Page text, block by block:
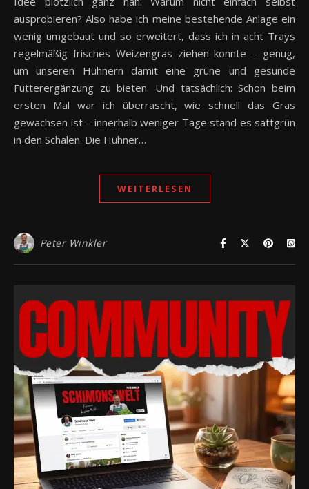
ausprobieren? Also habe ich meine bestehende Anlage ein
wenig umgebaut und so erweitert, dass ich in acht Trays
regelmäßig frisches Weizengras ziehen konnte – genug,
um unseren Hühnern damit eine grüne und gesunde
Futterergänzung zu bieten. Und tatsächlich: Schon beim
ersten Mal war ich überrascht, wie schnell das Gras
gewachsen ist – innerhalb weniger Tage stand es sattgrün
in den Schalen. Die Hühner…
WEITERLESEN
Peter Winkler